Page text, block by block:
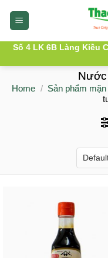
Số 4 LK 6B Làng Kiều
Home / Sản phẩm mặn